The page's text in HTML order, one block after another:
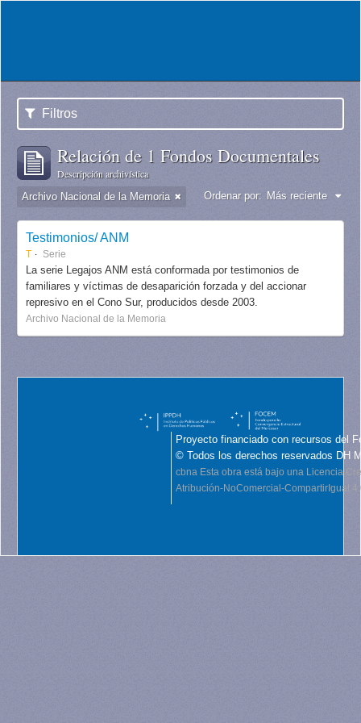
Filtros
Relación de 1 Fondos Documentales
Descripción archivística
Archivo Nacional de la Memoria Ordenar por: Más reciente
Testimonios/ ANM
T Serie
La serie Legajos ANM está conformada por testimonios de
familiares y víctimas de desaparición forzada y del accionar
represivo en el Cono Sur, producidos desde 2003.
Archivo Nacional de la Memoria
Proyecto financiado con recursos del
© Todos los derechos reservados DH
cbna Esta obra está bajo una Licencia
Atribución-NoComercial-CompartirIgual